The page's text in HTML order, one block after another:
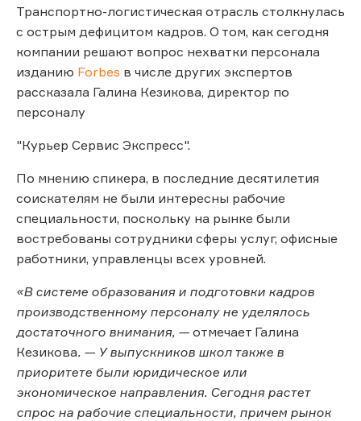
Транспортно-логистическая отрасль столкнулась
с острым дефицитом кадров. О том, как сегодня
компании решают вопрос нехватки персонала
изданию Forbes в числе других экспертов
рассказала Галина Кезикова, директор по
персоналу
"Курьер Сервис Экспресс".
По мнению спикера, в последние десятилетия
соискателям не были интересны рабочие
специальности, поскольку на рынке были
востребованы сотрудники сферы услуг, офисные
работники, управленцы всех уровней.
«В системе образования и подготовки кадров
производственному персоналу не уделялось
достаточного внимания, — отмечает Галина
Кезикова. — У выпускников школ также в
приоритете были юридическое или
экономическое направления. Сегодня растет
спрос на рабочие специальности, причем рынок